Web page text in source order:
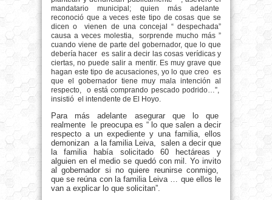
mandatario municipal; quien más adelante
reconoció que a veces este tipo de cosas que se
dicen o
vienen de una concejal “ despechada”
causa a veces molestia,
sorprende mucho más ”
cuando viene de parte del gobernador, que lo que
debería hacer es salir a decir las cosas verídicas y
ciertas, no puede salir a mentir. Es muy grave que
hagan este tipo de acusaciones, yo lo que creo es
que el gobernador tiene muy mala intención al
respecto,
o está comprando pescado podrido…”,
insistió el intendente de El Hoyo.
Para más adelante asegurar que lo que
realmente le preocupa es “ lo que salen a decir
respecto a un expediente y una familia, ellos
demonizan a la familia Leiva, salen a decir que
la familia había solicitado 60 hectáreas y
alguien en el medio se quedó con mil. Yo invito
al gobernador si no quiere reunirse conmigo,
que se reúna con la familia Leiva … que ellos le
van a explicar lo que solicitan”.